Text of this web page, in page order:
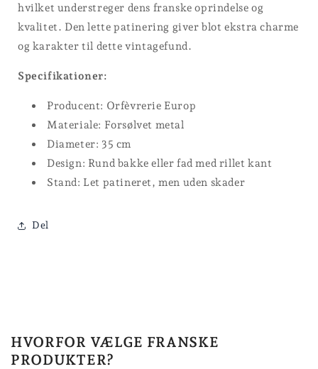
hvilket understreger dens franske oprindelse og
kvalitet. Den lette patinering giver blot ekstra charme
og karakter til dette vintagefund.
Specifikationer:
Producent: Orfèvrerie Europ
Materiale: Forsølvet metal
Diameter: 35 cm
Design: Rund bakke eller fad med rillet kant
Stand: Let patineret, men uden skader
Del
HVORFOR VÆLGE FRANSKE
PRODUKTER?